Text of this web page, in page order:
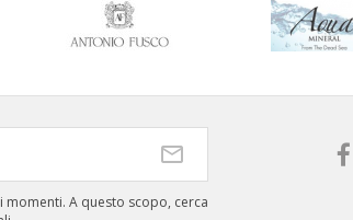
momenti. A questo scopo, cerca